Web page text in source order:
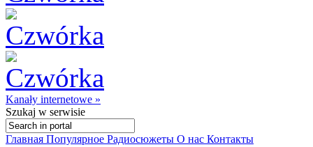
Kanały internetowe »
Szukaj w serwisie
Главная Популярное Радиосюжеты О нас Контакты